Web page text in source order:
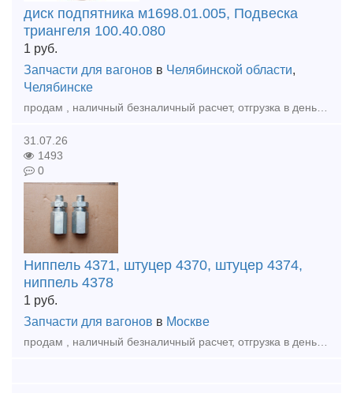
диск подпятника м1698.01.005, Подвеска
триангеля 100.40.080
1 руб.
Запчасти для вагонов в Челябинской области,
Челябинске
продам , наличный безналичный расчет, отгрузка в день оплаты , доставка любой транспортной по РФ и КЗ, диск подпятника м1698.01.005 Планка подвижная М1698.02.004 Прокладка сменная М1698.03.100СБ
31.07.26
1493
0
Ниппель 4371, штуцер 4370, штуцер 4374,
ниппель 4378
1 руб.
Запчасти для вагонов в Москве
продам , наличный безналичный расчет, отгрузка в день оплаты , доставка любой транспортной по РФ и КЗ, Ниппель 4371, штуцер 4370 а так же другеи запчасти в наличии и под заказ. Наши контакты: т